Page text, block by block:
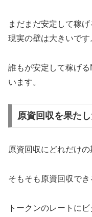
まだまだ安定して稼
現実の壁は大きいです
誰もが安定して稼げ
います。
原資回収を果た
原資回収にどれだけ
そもそも原資回収でき
トークンのレートに